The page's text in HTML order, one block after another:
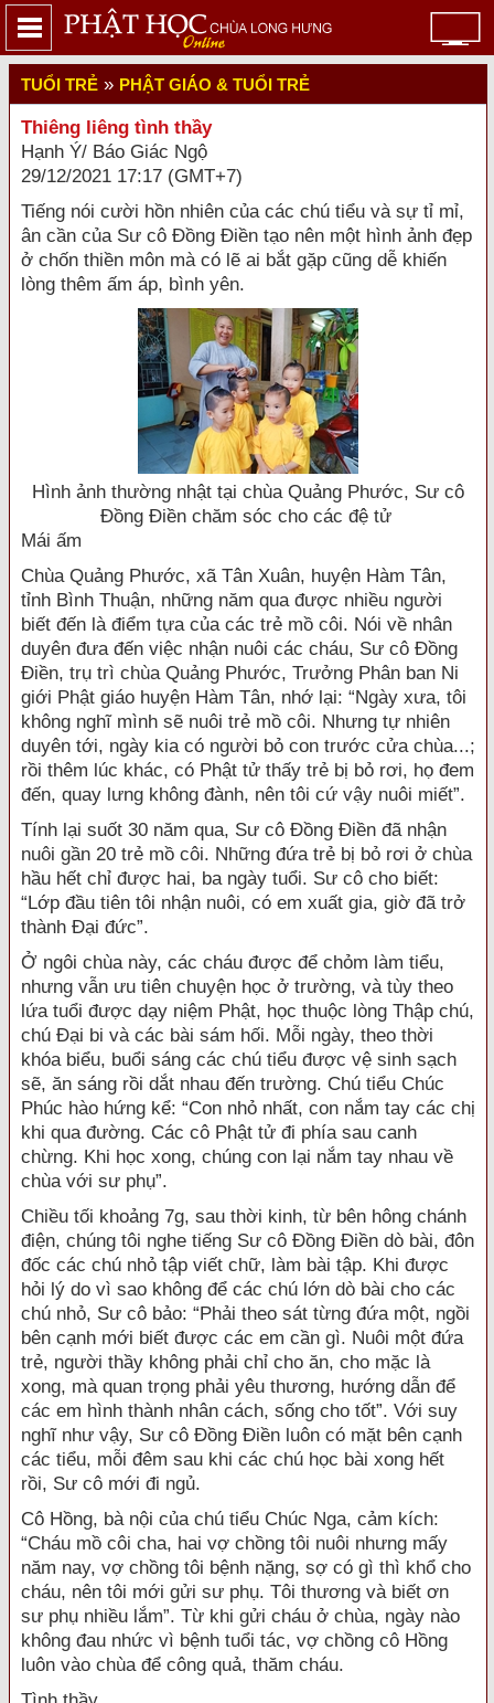
TUỔI TRẺ » PHẬT GIÁO & TUỔI TRẺ
Thiêng liêng tình thầy
Hạnh Ý/ Báo Giác Ngộ
29/12/2021 17:17 (GMT+7)
Tiếng nói cười hồn nhiên của các chú tiểu và sự tỉ mỉ,
ân cần của Sư cô Đồng Điền tạo nên một hình ảnh đẹp
ở chốn thiền môn mà có lẽ ai bắt gặp cũng dễ khiến
lòng thêm ấm áp, bình yên.
Hình ảnh thường nhật tại chùa Quảng Phước, Sư cô
Đồng Điền chăm sóc cho các đệ tử
Mái ấm
Chùa Quảng Phước, xã Tân Xuân, huyện Hàm Tân,
tỉnh Bình Thuận, những năm qua được nhiều người
biết đến là điểm tựa của các trẻ mồ côi. Nói về nhân
duyên đưa đến việc nhận nuôi các cháu, Sư cô Đồng
Điền, trụ trì chùa Quảng Phước, Trưởng Phân ban Ni
giới Phật giáo huyện Hàm Tân, nhớ lại: “Ngày xưa, tôi
không nghĩ mình sẽ nuôi trẻ mồ côi. Nhưng tự nhiên
duyên tới, ngày kia có người bỏ con trước cửa chùa...;
rồi thêm lúc khác, có Phật tử thấy trẻ bị bỏ rơi, họ đem
đến, quay lưng không đành, nên tôi cứ vậy nuôi miết”.
Tính lại suốt 30 năm qua, Sư cô Đồng Điền đã nhận
nuôi gần 20 trẻ mồ côi. Những đứa trẻ bị bỏ rơi ở chùa
hầu hết chỉ được hai, ba ngày tuổi. Sư cô cho biết:
“Lớp đầu tiên tôi nhận nuôi, có em xuất gia, giờ đã trở
thành Đại đức”.
Ở ngôi chùa này, các cháu được để chỏm làm tiểu,
nhưng vẫn ưu tiên chuyện học ở trường, và tùy theo
lứa tuổi được dạy niệm Phật, học thuộc lòng Thập chú,
chú Đại bi và các bài sám hối. Mỗi ngày, theo thời
khóa biểu, buổi sáng các chú tiểu được vệ sinh sạch
sẽ, ăn sáng rồi dắt nhau đến trường. Chú tiểu Chúc
Phúc hào hứng kể: “Con nhỏ nhất, con nắm tay các chị
khi qua đường. Các cô Phật tử đi phía sau canh
chừng. Khi học xong, chúng con lại nắm tay nhau về
chùa với sư phụ”.
Chiều tối khoảng 7g, sau thời kinh, từ bên hông chánh
điện, chúng tôi nghe tiếng Sư cô Đồng Điền dò bài, đôn
đốc các chú nhỏ tập viết chữ, làm bài tập. Khi được
hỏi lý do vì sao không để các chú lớn dò bài cho các
chú nhỏ, Sư cô bảo: “Phải theo sát từng đứa một, ngồi
bên cạnh mới biết được các em cần gì. Nuôi một đứa
trẻ, người thầy không phải chỉ cho ăn, cho mặc là
xong, mà quan trọng phải yêu thương, hướng dẫn để
các em hình thành nhân cách, sống cho tốt”. Với suy
nghĩ như vậy, Sư cô Đồng Điền luôn có mặt bên cạnh
các tiểu, mỗi đêm sau khi các chú học bài xong hết
rồi, Sư cô mới đi ngủ.
Cô Hồng, bà nội của chú tiểu Chúc Nga, cảm kích:
“Cháu mồ côi cha, hai vợ chồng tôi nuôi nhưng mấy
năm nay, vợ chồng tôi bệnh nặng, sợ có gì thì khổ cho
cháu, nên tôi mới gửi sư phụ. Tôi thương và biết ơn
sư phụ nhiều lắm”. Từ khi gửi cháu ở chùa, ngày nào
không đau nhức vì bệnh tuổi tác, vợ chồng cô Hồng
luôn vào chùa để công quả, thăm cháu.